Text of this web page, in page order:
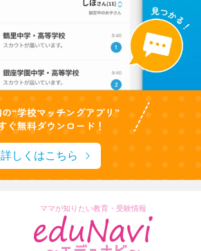
詳しくはこちら
ママが知りたい教育・受験情報